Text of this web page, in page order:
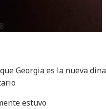
Georgia es la nueva
estuvo